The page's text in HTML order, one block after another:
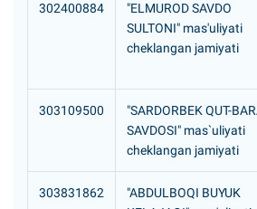
302400884
"ELMUROD SAVDO
SULTONI" mas'uliyati
cheklangan jamiyati
303109500
"SARDORBEK QUT-
SAVDOSI" mas`uliyati
cheklangan jamiyati
303831862
"ABDULBOQI BUYUK